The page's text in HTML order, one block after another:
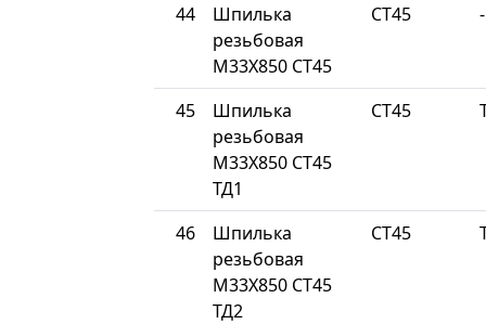
44
Шпилька
резьбовая
М33Х850 СТ45
СТ45 -
45
Шпилька
резьбовая
М33Х850 СТ45
ТД1
СТ45
46
Шпилька
резьбовая
М33Х850 СТ45
ТД2
СТ45